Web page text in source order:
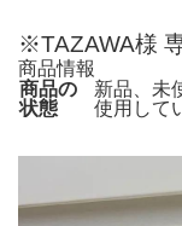
※TAZAWA様
商品情報
商品の
状態
新品、未
使用して